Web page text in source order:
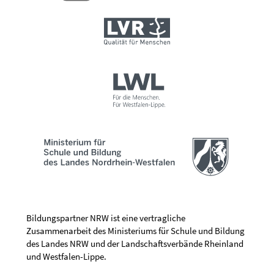
Bildungspartner NRW ist eine vertragliche
Zusammenarbeit des Ministeriums für Schule und Bildung
des Landes NRW und der Landschaftsverbände Rheinland
und Westfalen-Lippe.